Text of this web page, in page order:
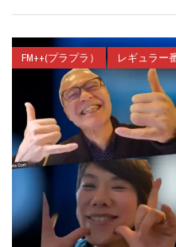
FM++(プラプラ） レギュラー